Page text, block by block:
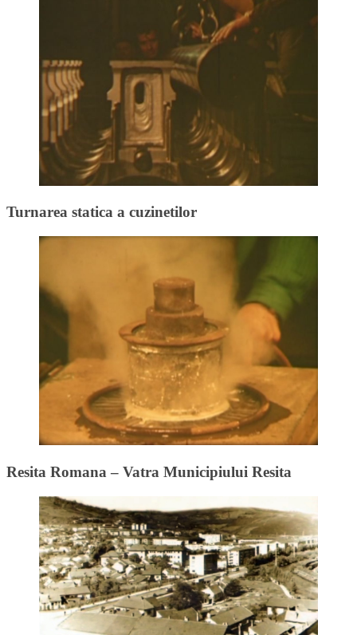
Turnarea statica a cuzinetilor
Resita Romana – Vatra Municipiului Resita